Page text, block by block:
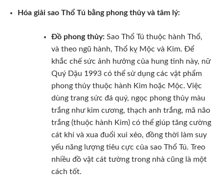
Hóa giải sao Thổ Tú bằng phong thủy và tâm lý:
Đồ phong thủy:Sao Thổ Tú thuộc hành Thổ,
và theo ngũ hành, Thổ kỵ Mộc và Kim. Để
khắc chế sức ảnh hưởng của hung tinh này, nữ
Quý Dậu 1993 có thể sử dụng các vật phẩm
phong thủy thuộc hành Kim hoặc Mộc. Việc
dùng trang sức đá quý, ngọc phong thủy màu
trắng như kim cương, thạch anh trắng, mã não
trắng (thuộc hành Kim) có thể giúp tăng cường
cát khí và xua đuổi xui xẻo, đồng thời làm suy
yếu năng lượng tiêu cực của sao Thổ Tú. Treo
nhiều đồ vật cát tường trong nhà cũng là một
cách tốt.